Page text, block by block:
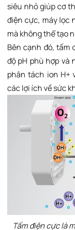
siêu nhỏ giúp cơ
điện cực, máy lọc
mà không thể tạo
Bên cạnh đó, tấm
độ pH phù hợp và
phân tách ion H+
các lợi ích về sức
Tấm điện cực là